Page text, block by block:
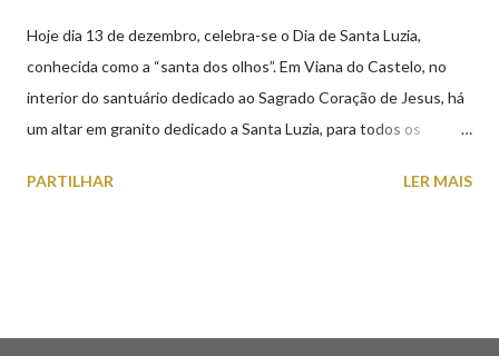
Hoje dia 13 de dezembro, celebra-se o Dia de Santa Luzia,
conhecida como a “santa dos olhos”. Em Viana do Castelo, no
interior do santuário dedicado ao Sagrado Coração de Jesus, há
um altar em granito dedicado a Santa Luzia, para todos os
uma capela dedicada a Santa Luzia construída no cimo do monte
PARTILHAR LER MAIS